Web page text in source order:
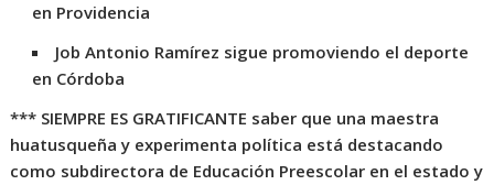
en Providencia
Job Antonio Ramírez sigue promoviendo el deporte
en Córdoba
*** SIEMPRE ES GRATIFICANTE saber que una maestra
huatusqueña y experimenta política está destacando
como subdirectora de Educación Preescolar en el estado y